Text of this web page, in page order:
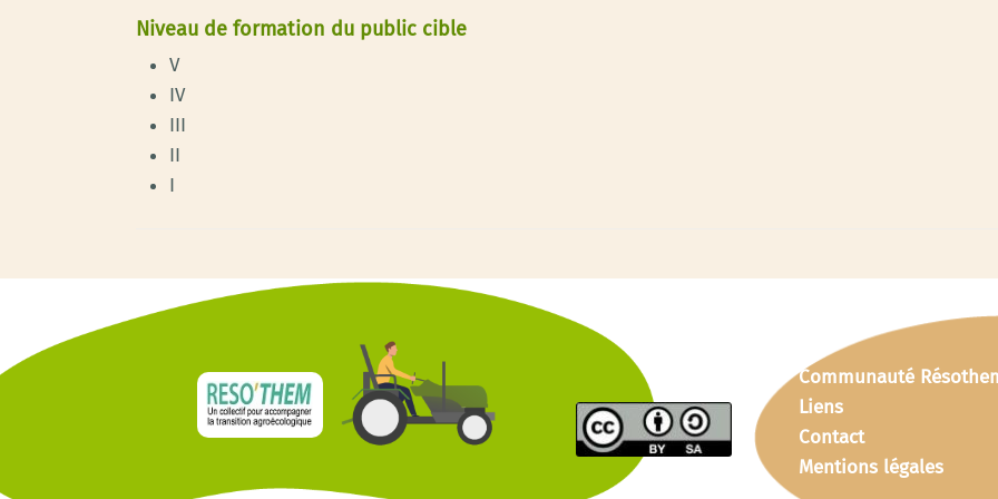
Niveau de formation du public cible
V
IV
III
II
I
Communauté
Liens
Contact
Mentions légales